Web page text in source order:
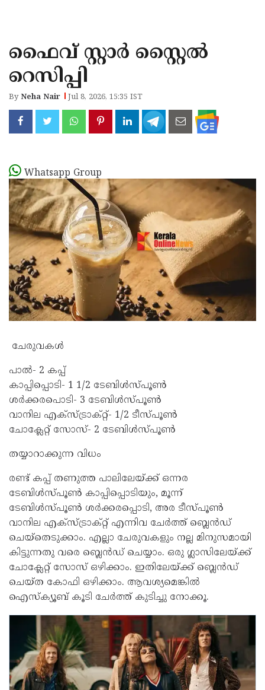
KANNUR
KASARAGOD
ഫൈവ് സ്റ്റാർ സ്റ്റൈൽ
റെസിപ്പി
ByNeha Nair Jul 8, 2026, 15:35 IST
Whatsapp Group
ചേരുവകൾ
പാൽ- 2 കപ്പ്
കാപ്പിപ്പൊടി- 1 1/2 ടേബിൾസ്പൂൺ
ശർക്കരപൊടി- 3 ടേബിൾസ്പൂൺ
വാനില എക്സ്ട്രാക്റ്റ്- 1/2 ടീസ്പൂൺ
ചോക്ലേറ്റ് സോസ്- 2 ടേബിൾസ്പൂൺ
തയ്യാറാക്കുന്ന വിധം
രണ്ട് കപ്പ് തണുത്ത പാലിലേയ്ക്ക് ഒന്നര
ടേബിൾസ്പൂൺ കാപ്പിപ്പൊടിയും, മൂന്ന്
ടേബിൾസ്പൂൺ ശർക്കരപ്പൊടി, അര ടീസ്പൂൺ
വാനില എക്സ്‌ട്രാക്റ്റ് എന്നിവ ചേർത്ത് ബ്ലെൻഡ്
ചെയ്തെടുക്കാം. എല്ലാ ചേരുവകളും നല്ല മിനുസമായി
കിട്ടുന്നതു വരെ ബ്ലെൻഡ് ചെയ്യാം. ഒരു ഗ്ലാസിലേയ്ക്ക്
ചോക്ലേറ്റ് സോസ് ഒഴിക്കാം. ഇതിലേയ്ക്ക് ബ്ലെൻഡ്
ചെയ്ത കോഫി ഒഴിക്കാം. ആവശ്യമെങ്കിൽ
ഐസ്ക്യൂബ് കൂടി ചേർത്ത് കുടിച്ചു നോക്കൂ.